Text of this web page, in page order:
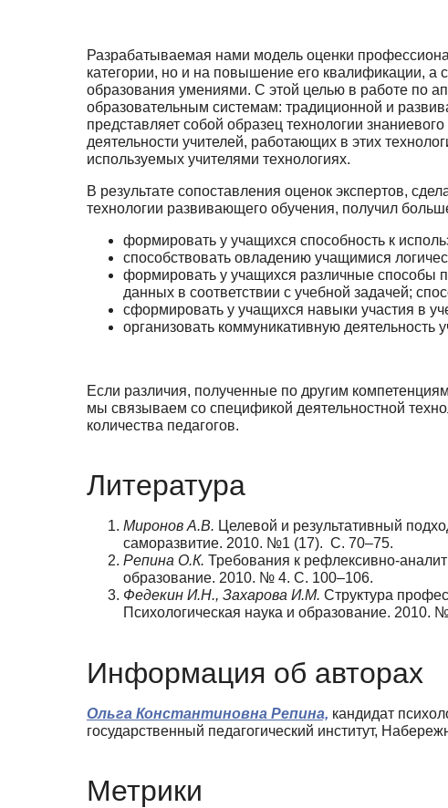
Разрабатываемая нами модель оценки
категории, но и на повышение его квали­фикации, а
образования умениями. С этой целью в работе по
образовательным системам: традици­онной и
представляет собой образец технологии
деятельности учителей, рабо­тающих в этих
используемых учителями технологиях.
В результате сопоставления оценок экспертов,
технологии развивающего обучения, по­лучил
формировать у учащихся способность к
способствовать овладению учащимися
формировать у учащихся различные способы
данных в соответствии с учебной задачей;
сформировать у учащихся навыки участия в
организовать коммуникативную деятельность
Если различия, полученные по другим
мы связываем со спецификой дея­тельностной
количества педагогов.
Литература
Миронов А.В. Целевой и результативный
саморазвитие. 2010. №1 (17). С. 70–75.
Репина О.К. Требования к рефлексивно-
образование. 2010. № 4. С. 100–106.
Федекин И.Н., Захарова И.М. Структура
Психологическая наука и образование. 2010.
Информация об авторах
Ольга Константиновна Репина, кандидат
государственный педагогический институт,
Метрики